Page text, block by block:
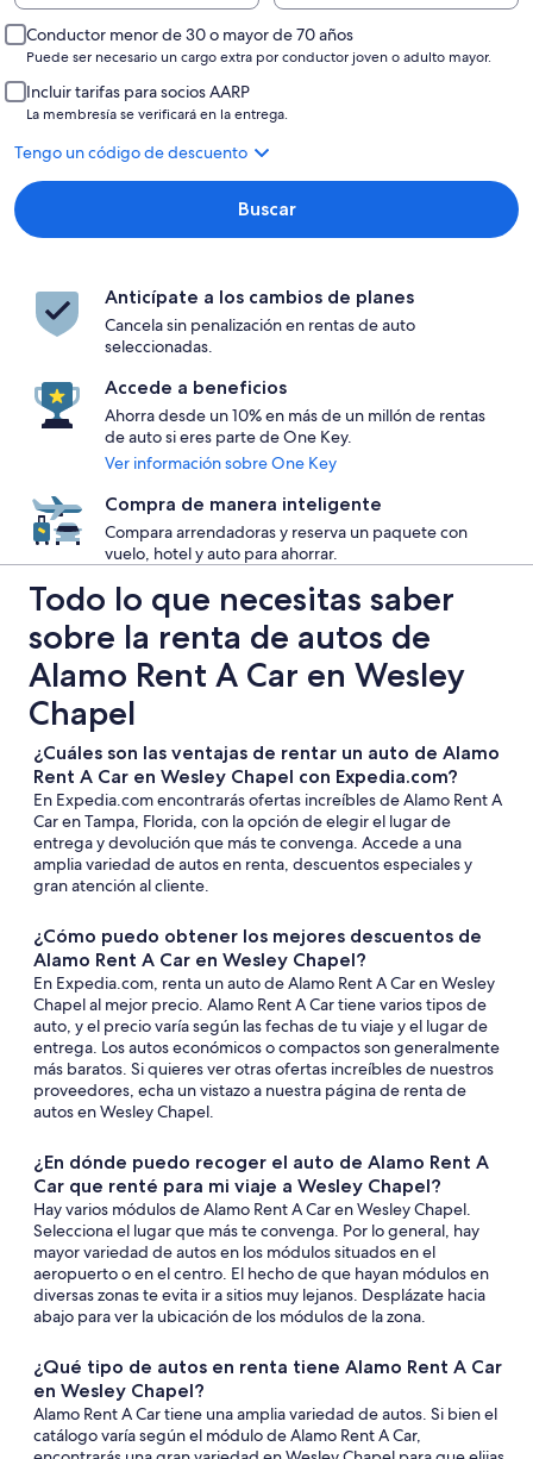
Conductor menor de 30 o mayor de 70 años
Puede ser necesario un cargo extra por conductor joven o adulto mayor.
Incluir tarifas para socios AARP
La membresía se verificará en la entrega.
Tengo un código de descuento
Buscar
Anticípate a los cambios de planes
Cancela sin penalización en rentas de auto
seleccionadas.
Accede a beneficios
Ahorra desde un 10% en más de un millón de rentas
de auto si eres parte de One Key.
Ver información sobre One Key
Compra de manera inteligente
Compara arrendadoras y reserva un paquete con
vuelo, hotel y auto para ahorrar.
Todo lo que necesitas saber
sobre la renta de autos de
Alamo Rent A Car en Wesley
Chapel
¿Cuáles son las ventajas de rentar un auto de Alamo
Rent A Car en Wesley Chapel con Expedia.com?
En Expedia.com encontrarás ofertas increíbles de Alamo Rent A
Car en Tampa, Florida, con la opción de elegir el lugar de
entrega y devolución que más te convenga. Accede a una
amplia variedad de autos en renta, descuentos especiales y
gran atención al cliente.
¿Cómo puedo obtener los mejores descuentos de
Alamo Rent A Car en Wesley Chapel?
En Expedia.com, renta un auto de Alamo Rent A Car en Wesley
Chapel al mejor precio. Alamo Rent A Car tiene varios tipos de
auto, y el precio varía según las fechas de tu viaje y el lugar de
entrega. Los autos económicos o compactos son generalmente
más baratos. Si quieres ver otras ofertas increíbles de nuestros
proveedores, echa un vistazo a nuestra página de renta de
autos en Wesley Chapel.
¿En dónde puedo recoger el auto de Alamo Rent A
Car que renté para mi viaje a Wesley Chapel?
Hay varios módulos de Alamo Rent A Car en Wesley Chapel.
Selecciona el lugar que más te convenga. Por lo general, hay
mayor variedad de autos en los módulos situados en el
aeropuerto o en el centro. El hecho de que hayan módulos en
diversas zonas te evita ir a sitios muy lejanos. Desplázate hacia
abajo para ver la ubicación de los módulos de la zona.
¿Qué tipo de autos en renta tiene Alamo Rent A Car
en Wesley Chapel?
Alamo Rent A Car tiene una amplia variedad de autos. Si bien el
catálogo varía según el módulo de Alamo Rent A Car,